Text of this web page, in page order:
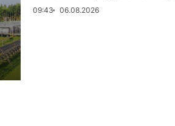
09:43 06.08.2026